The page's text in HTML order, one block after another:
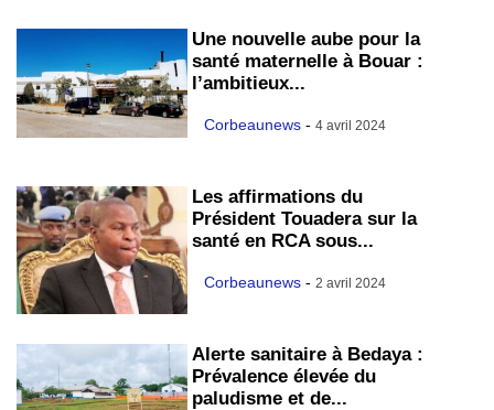
Une nouvelle aube pour la
santé maternelle à Bouar :
l’ambitieux...
Corbeaunews - 4 avril 2024
Les affirmations du
Président Touadera sur la
santé en RCA sous...
Corbeaunews - 2 avril 2024
Alerte sanitaire à Bedaya :
Prévalence élevée du
paludisme et de...